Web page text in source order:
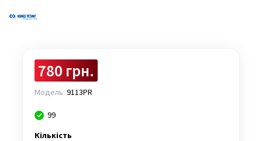
780 грн.
Модель: 9113PR
99
Кількість